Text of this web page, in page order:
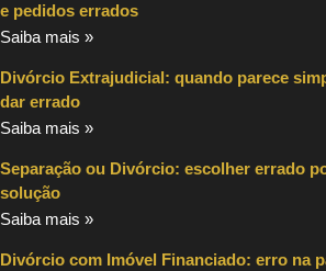
e pedidos errados
Saiba mais »
Divórcio Extrajudicial: quando parece
dar errado
Saiba mais »
Separação ou Divórcio: escolher errado
solução
Saiba mais »
Divórcio com Imóvel Financiado: erro na